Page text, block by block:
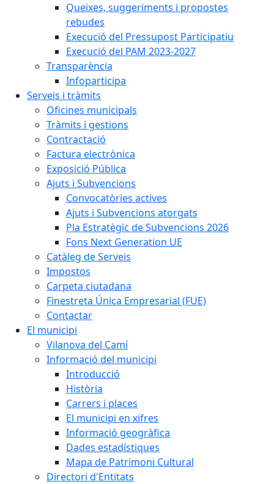
Queixes, suggeriments i propostes
rebudes
Execució del Pressupost Participatiu
Execució del PAM 2023-2027
Transparència
Infoparticipa
Serveis i tràmits
Oficines municipals
Tràmits i gestions
Contractació
Factura electrònica
Exposició Pública
Ajuts i Subvencions
Convocatòries actives
Ajuts i Subvencions atorgats
Pla Estratègic de Subvencions 2026
Fons Next Generation UE
Catàleg de Serveis
Impostos
Carpeta ciutadana
Finestreta Única Empresarial (FUE)
Contactar
El municipi
Vilanova del Camí
Informació del municipi
Introducció
Història
Carrers i places
El municipi en xifres
Informació geogràfica
Dades estadístiques
Mapa de Patrimoni Cultural
Directori d'Entitats